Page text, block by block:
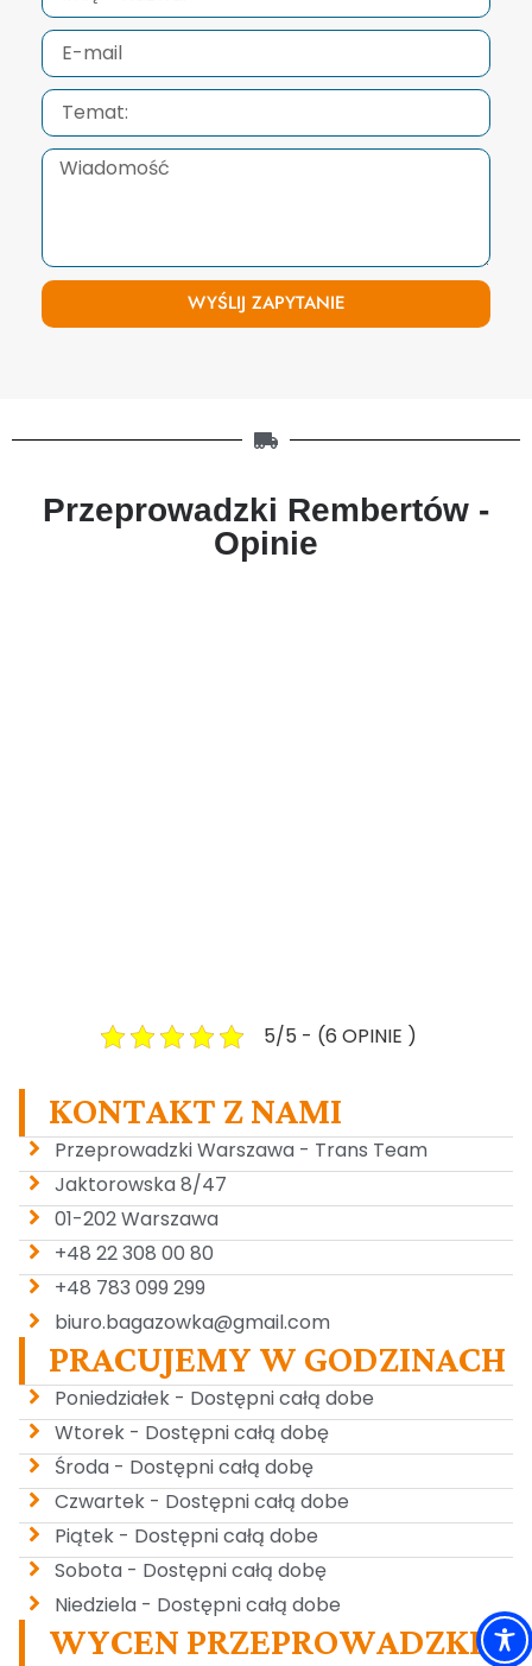
WYŚLIJ ZAPYTANIE
Przeprowadzki Rembertów -
Opinie
5/5 - (6 OPINIE )
KONTAKT Z NAMI
Przeprowadzki Warszawa - Trans Team
Jaktorowska 8/47
01-202 Warszawa
+48 22 308 00 80
+48 783 099 299
biuro.bagazowka@gmail.com
PRACUJEMY W GODZINACH
Poniedziałek - Dostępni całą dobe
Wtorek - Dostępni całą dobę
Środa - Dostępni całą dobę
Czwartek - Dostępni całą dobe
Piątek - Dostępni całą dobe
Sobota - Dostępni całą dobę
Niedziela - Dostępni całą dobe
WYCEN PRZEPROWADZKE